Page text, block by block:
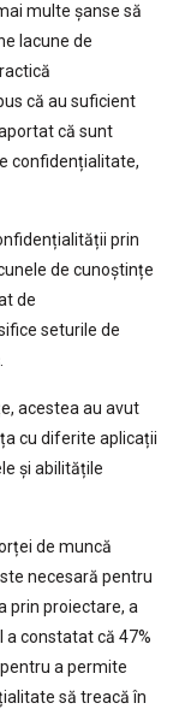
multe șanse să
lacune de
că au suficient
că sunt
confidențialitate,
prin
de cunoștințe
de
seturile de
acestea au avut
cu diferite aplicații
și abilitățile
de muncă
necesară pentru
prin proiectare, a
constatat că 47%
a permite
să treacă în